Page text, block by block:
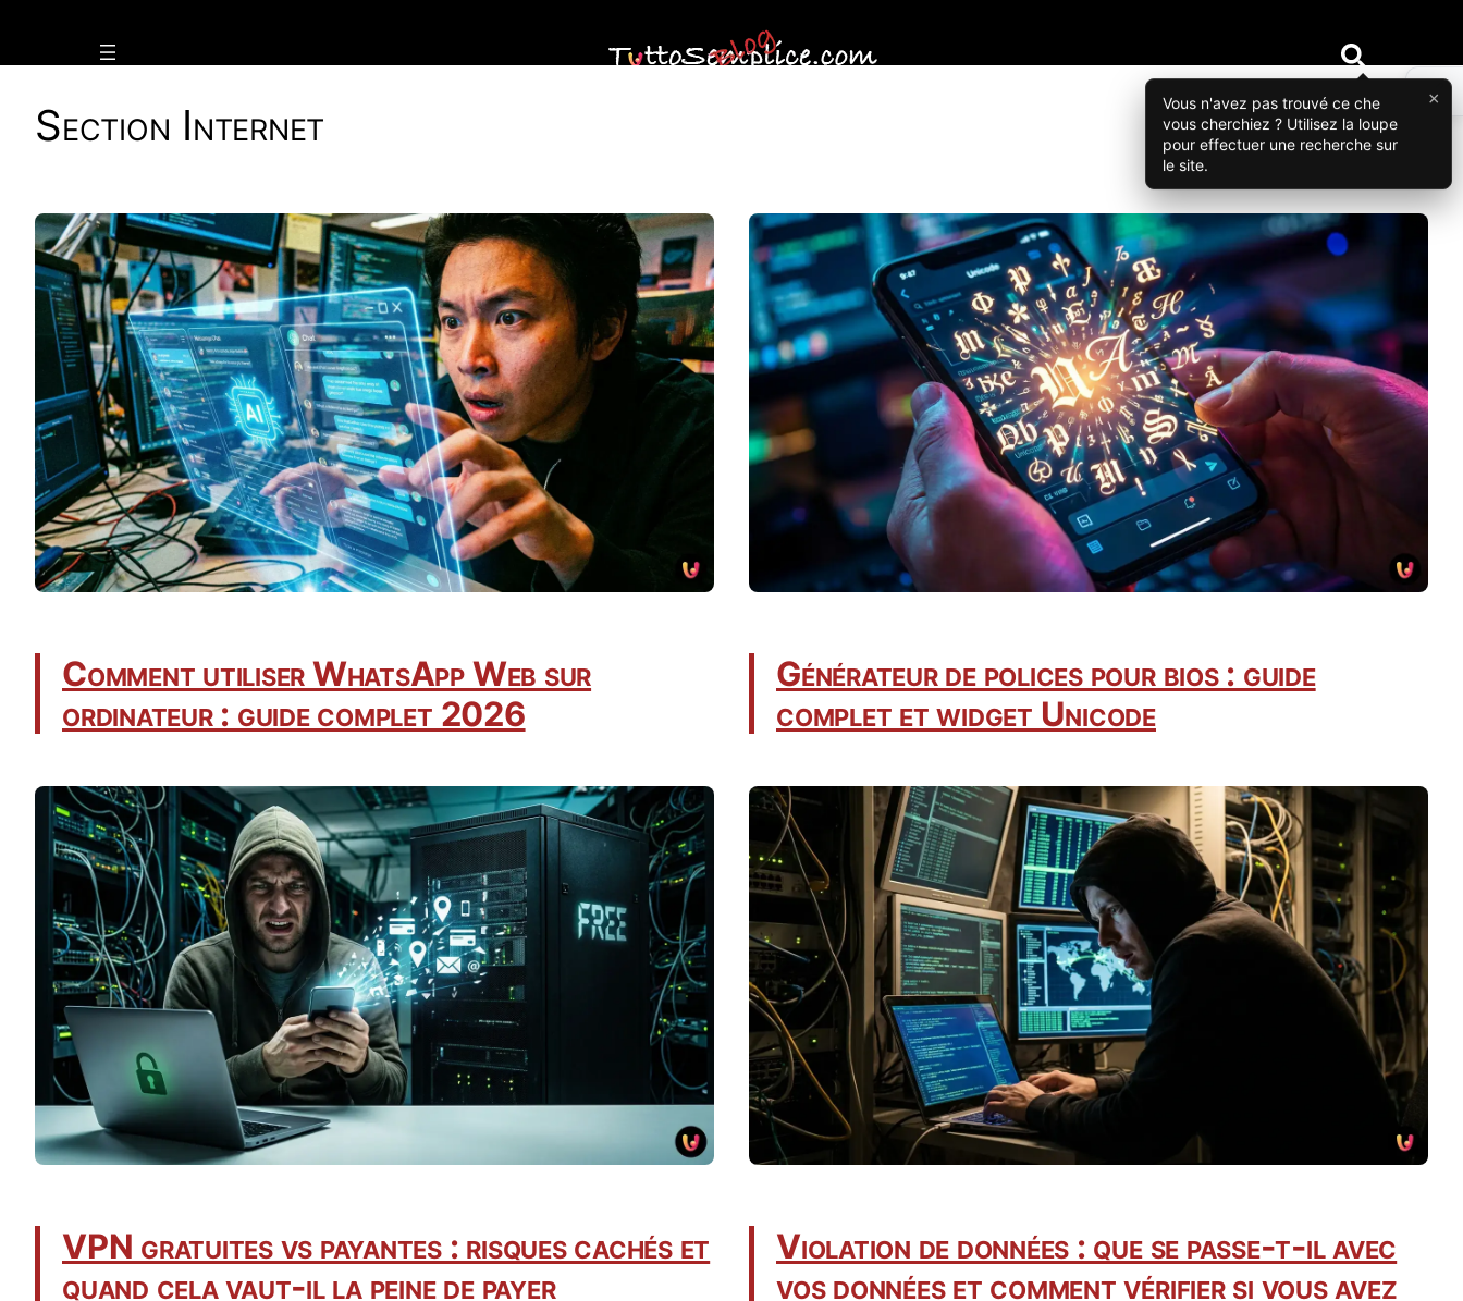
Section Internet
Comment utiliser WhatsApp Web sur
ordinateur : guide complet 2026
Générateur de polices pour bios : guide
complet et widget Unicode
VPN gratuites vs payantes : risques cachés et
quand cela vaut-il la peine de payer
Violation de données : que se passe-t-il avec
vos données et comment vérifier si vous avez
Vous n'avez pas trouvé ce che
vous cherchiez ? Utilisez la loupe
pour effectuer une recherche sur
le site.
×